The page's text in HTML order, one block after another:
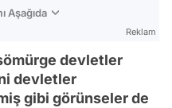
Aşağıda
Reklam
devletler
devletler
gibi görünseler de